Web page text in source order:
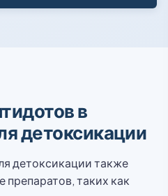
в
детоксикации
детоксикации также
препаратов, таких как